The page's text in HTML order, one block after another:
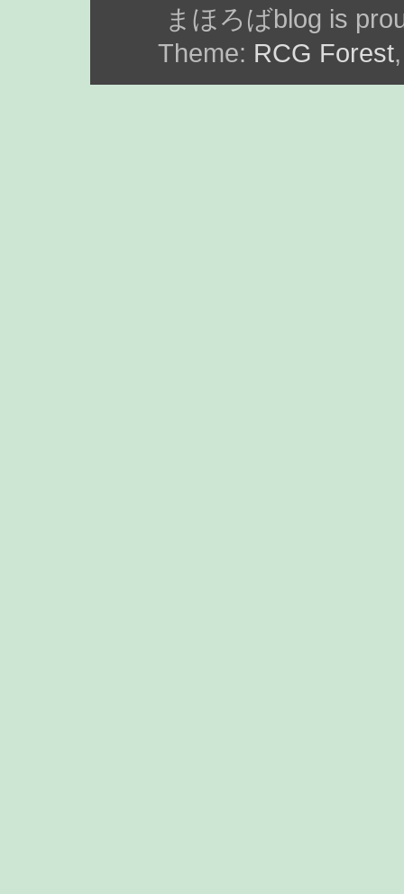
まほろばblog is
Theme: RCG Forest